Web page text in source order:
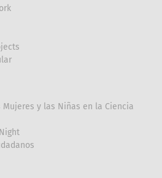
y las Niñas en la Ciencia